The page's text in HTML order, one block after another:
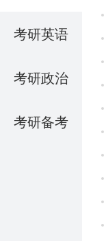
考研英语
考研政治
考研备考